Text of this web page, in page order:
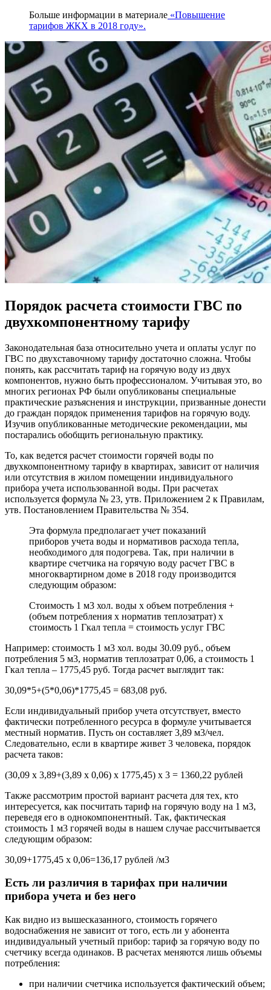
Больше информации в материале «Повышение
тарифов ЖКХ в 2018 году».
Порядок расчета стоимости ГВС по
двухкомпонентному тарифу
Законодательная база относительно учета и оплаты услуг по
ГВС по двухставочному тарифу достаточно сложна. Чтобы
понять, как рассчитать тариф на горячую воду из двух
компонентов, нужно быть профессионалом. Учитывая это, во
многих регионах РФ были опубликованы специальные
практические разъяснения и инструкции, призванные донести
до граждан порядок применения тарифов на горячую воду.
Изучив опубликованные методические рекомендации, мы
постарались обобщить региональную практику.
То, как ведется расчет стоимости горячей воды по
двухкомпонентному тарифу в квартирах, зависит от наличия
или отсутствия в жилом помещении индивидуального
прибора учета использованной воды. При расчетах
используется формула № 23, утв. Приложением 2 к Правилам,
утв. Постановлением Правительства № 354.
Эта формула предполагает учет показаний
приборов учета воды и нормативов расхода тепла,
необходимого для подогрева. Так, при наличии в
квартире счетчика на горячую воду расчет ГВС в
многоквартирном доме в 2018 году производится
следующим образом:
Стоимость 1 м3 хол. воды х объем потребления +
(объем потребления х норматив теплозатрат) х
стоимость 1 Гкал тепла = стоимость услуг ГВС
Например: стоимость 1 м3 хол. воды 30.09 руб., объем
потребления 5 м3, норматив теплозатрат 0,06, а стоимость 1
Гкал тепла – 1775,45 руб. Тогда расчет выглядит так:
30,09*5+(5*0,06)*1775,45 = 683,08 руб.
Если индивидуальный прибор учета отсутствует, вместо
фактически потребленного ресурса в формуле учитывается
местный норматив. Пусть он составляет 3,89 м3/чел.
Следовательно, если в квартире живет 3 человека, порядок
расчета таков:
(30,09 х 3,89+(3,89 х 0,06) х 1775,45) х 3 = 1360,22 рублей
Также рассмотрим простой вариант расчета для тех, кто
интересуется, как посчитать тариф на горячую воду на 1 м3,
переведя его в однокомпонентный. Так, фактическая
стоимость 1 м3 горячей воды в нашем случае рассчитывается
следующим образом:
30,09+1775,45 х 0,06=136,17 рублей /м3
Есть ли различия в тарифах при наличии
прибора учета и без него
Как видно из вышесказанного, стоимость горячего
водоснабжения не зависит от того, есть ли у абонента
индивидуальный учетный прибор: тариф за горячую воду по
счетчику всегда одинаков. В расчетах меняются лишь объемы
потребления:
при наличии счетчика используется фактический объем;